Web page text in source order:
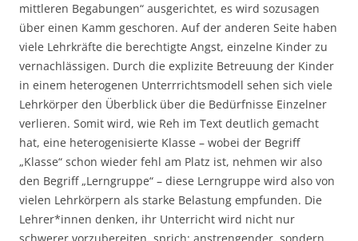
mittleren Begabungen“ ausgerichtet, es wird sozusagen
über einen Kamm geschoren. Auf der anderen Seite haben
viele Lehrkräfte die berechtigte Angst, einzelne Kinder zu
vernachlässigen. Durch die explizite Betreuung der Kinder
in einem heterogenen Unterrrichtsmodell sehen sich viele
Lehrkörper den Überblick über die Bedürfnisse Einzelner
verlieren. Somit wird, wie Reh im Text deutlich gemacht
hat, eine heterogenisierte Klasse – wobei der Begriff
„Klasse“ schon wieder fehl am Platz ist, nehmen wir also
den Begriff „Lerngruppe“ – diese Lerngruppe wird also von
vielen Lehrkörpern als starke Belastung empfunden. Die
Lehrer*innen denken, ihr Unterricht wird nicht nur